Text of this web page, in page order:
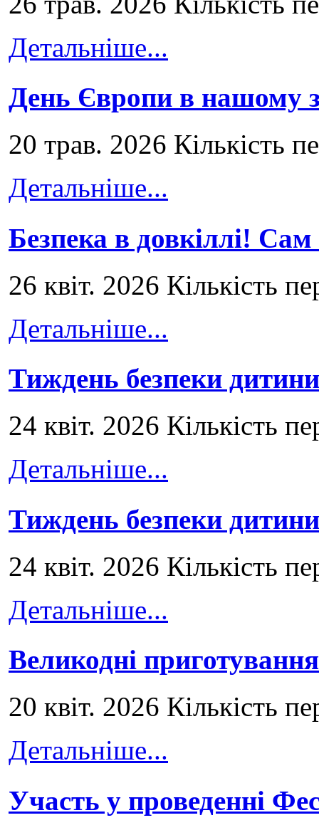
Детальніше...
День Європи в нашому
20 трав. 2026 Кількість
Детальніше...
Безпека в довкіллі!
26 квіт. 2026 Кількість
Детальніше...
Тиждень безпеки
24 квіт. 2026 Кількість
Детальніше...
Тиждень безпеки
24 квіт. 2026 Кількість
Детальніше...
Великодні приготування
20 квіт. 2026 Кількість
Детальніше...
Участь у проведенні